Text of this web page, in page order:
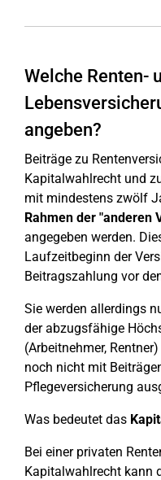
Welche Renten-
angeben?
Beiträge zu
Kapitalwahlrecht und
mit mindestens zwölf
Rahmen der "anderen
angegeben werden.
Laufzeitbeginn der
Beitragszahlung vor
Sie werden allerdings
der abzugsfähige
(Arbeitnehmer,
noch nicht mit
Pflegeversicherung
Was bedeutet das
Bei einer privaten
Kapitalwahlrecht kann